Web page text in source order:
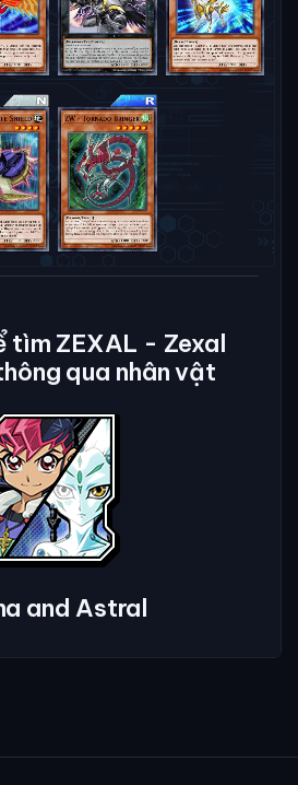
tìm ZEXAL - Zexal
qua nhân vật
and Astral